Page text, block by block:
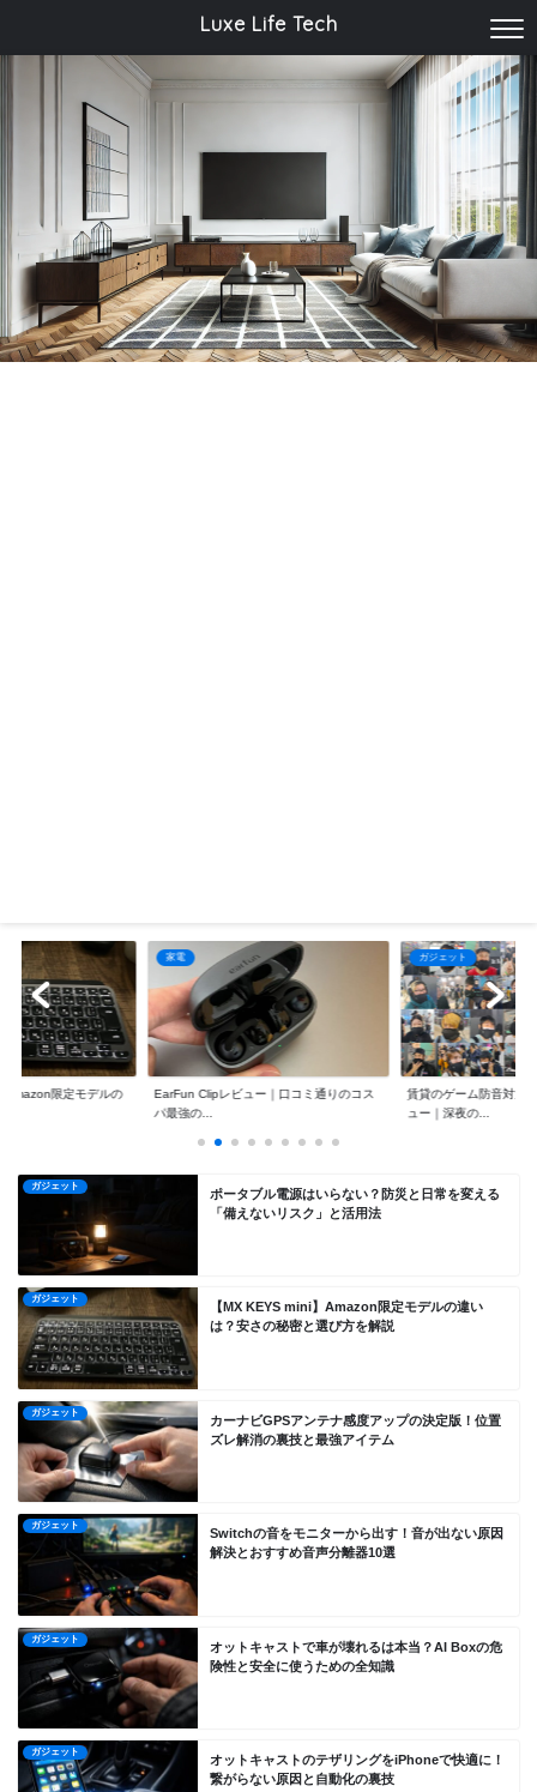
Luxe Life Tech
Amazon限定モデルの
家電
EarFun Clipレビュー｜口コミ通りのコス
パ最強の...
ガジェット
賃貸のゲーム防音対策
ュー｜深夜の...
ガジェット
ポータブル電源はいらない？防災と日常を変える
「備えないリスク」と活用法
ガジェット
【MX KEYS mini】Amazon限定モデルの違い
は？安さの秘密と選び方を解説
ガジェット
カーナビGPSアンテナ感度アップの決定版！位置
ズレ解消の裏技と最強アイテム
ガジェット
Switchの音をモニターから出す！音が出ない原因
解決とおすすめ音声分離器10選
ガジェット
オットキャストで車が壊れるは本当？AI Boxの危
険性と安全に使うための全知識
ガジェット
オットキャストのテザリングをiPhoneで快適に！
繋がらない原因と自動化の裏技